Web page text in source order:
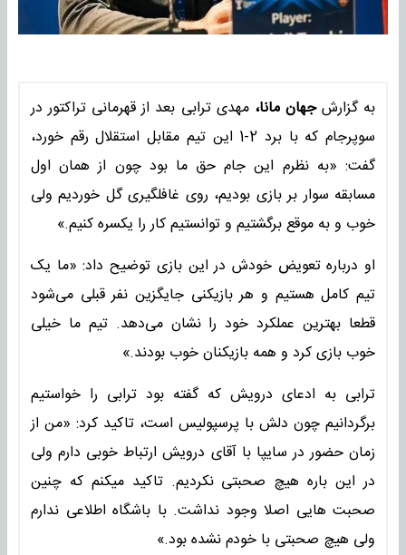
به گزارشجهان مانا،مهدی ترابی بعد از قهرمانی تراکتور در
سوپرجام که با برد 2-1 این تیم مقابل استقلال رقم خورد،
گفت: «به نظرم این جام حق ما بود چون از همان اول
مسابقه سوار بر بازی بودیم، روی غافلگیری گل خوردیم ولی
خوب و به موقع برگشتیم و توانستیم کار را یکسره کنیم.»
او درباره تعویض خودش در این بازی توضیح داد: «ما یک
تیم کامل هستیم و هر بازیکنی جایگزین نفر قبلی می‌شود
قطعا بهترین عملکرد خود را نشان می‌دهد. تیم ما خیلی
خوب بازی کرد و همه بازیکنان خوب بودند.»
ترابی به ادعای درویش که گفته بود ترابی را خواستیم
برگردانیم چون دلش با پرسپولیس است، تاکید کرد: «من از
زمان حضور در سایپا با آقای درویش ارتباط خوبی دارم ولی
در این باره هیچ صحبتی نکردیم. تاکید میکنم که چنین
صحبت هایی اصلا وجود نداشت. با باشگاه اطلاعی ندارم
ولی هیچ صحبتی با خودم نشده بود.»